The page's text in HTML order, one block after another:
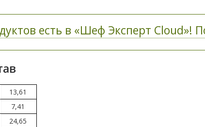
есть в «Шеф Эксперт Cloud»!
13,61
7,41
24,65